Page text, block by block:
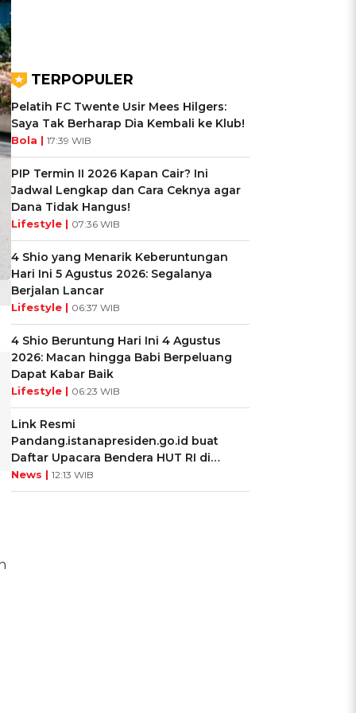
TERPOPULER
Pelatih FC Twente Usir Mees Hilgers:
Saya Tak Berharap Dia Kembali ke Klub!
Bola | 17:39 WIB
PIP Termin II 2026 Kapan Cair? Ini
Jadwal Lengkap dan Cara Ceknya agar
Dana Tidak Hangus!
Lifestyle | 07:36 WIB
4 Shio yang Menarik Keberuntungan
Hari Ini 5 Agustus 2026: Segalanya
Berjalan Lancar
Lifestyle | 06:37 WIB
4 Shio Beruntung Hari Ini 4 Agustus
2026: Macan hingga Babi Berpeluang
Dapat Kabar Baik
Lifestyle | 06:23 WIB
Link Resmi
Pandang.istanapresiden.go.id buat
Daftar Upacara Bendera HUT RI di
Istana Negara
News | 12:13 WIB